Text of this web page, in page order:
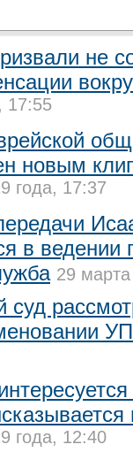
не
17:55
новым
года, 17:37
в
29
суд
года, 12:40